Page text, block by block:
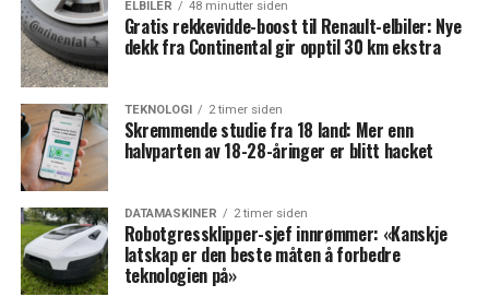
ELBILER 48 minutter siden
Gratis rekkevidde-boost til Renault-elbiler: Nye
dekk fra Continental gir opptil 30 km ekstra
TEKNOLOGI 2 timer siden
Skremmende studie fra 18 land: Mer enn
halvparten av 18-28-åringer er blitt hacket
DATAMASKINER 2 timer siden
Robotgressklipper-sjef innrømmer: «Kanskje
latskap er den beste måten å forbedre
teknologien på»